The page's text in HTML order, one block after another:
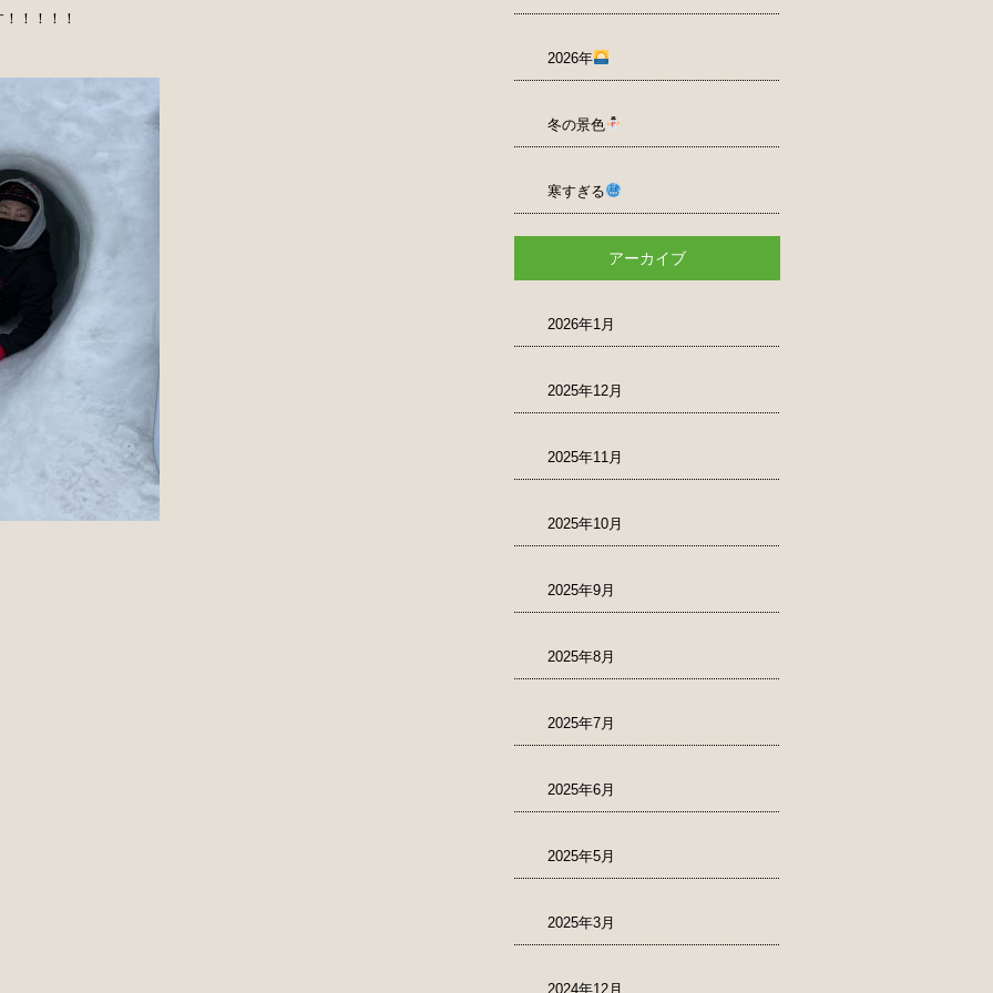
！！！！
2026年
冬の景色
寒すぎる
アーカイブ
2026年1月
2025年12月
2025年11月
2025年10月
2025年9月
2025年8月
2025年7月
2025年6月
2025年5月
2025年3月
2024年12月